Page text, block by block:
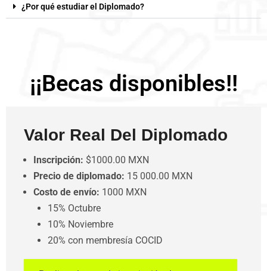
¿Por qué estudiar el Diplomado?
¡¡Becas disponibles!!
Valor Real Del Diplomado
Inscripción: $1000.00 MXN
Precio de diplomado: 15 000.00 MXN
Costo de envío: 1000 MXN
15% Octubre
10% Noviembre
20% con membresía COCID